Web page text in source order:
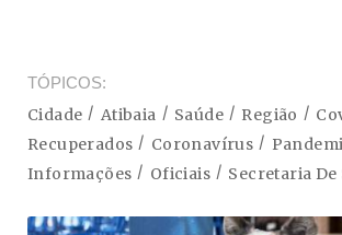
TÓPICOS
Cidade Atibaia Saúde Região
Recuperados
Coronavírus
Informações
Oficiais Secretaria De